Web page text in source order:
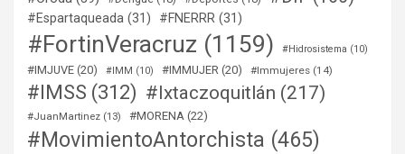
#Espartaqueada (31) #FNERRR (31)
#FortinVeracruz (1159) #Hidrosistema (10)
#IMJUVE (20) #IMM (10) #IMMUJER (20) #Immujeres (14)
#IMSS (312) #Ixtaczoquitlán (217)
#JuanMartinez (13) #MORENA (22)
#MovimientoAntorchista (465)